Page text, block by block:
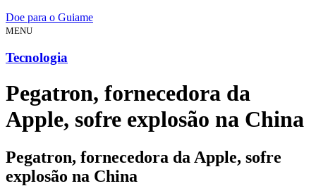
Doe para o Guiame
MENU
Tecnologia
Pegatron, fornecedora da
Apple, sofre explosão na China
Pegatron, fornecedora da Apple, sofre
explosão na China